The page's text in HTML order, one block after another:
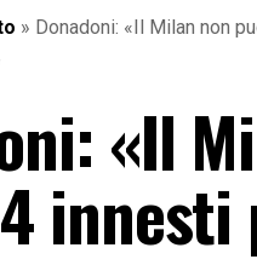
» Donadoni: «Il Milan non
«Il